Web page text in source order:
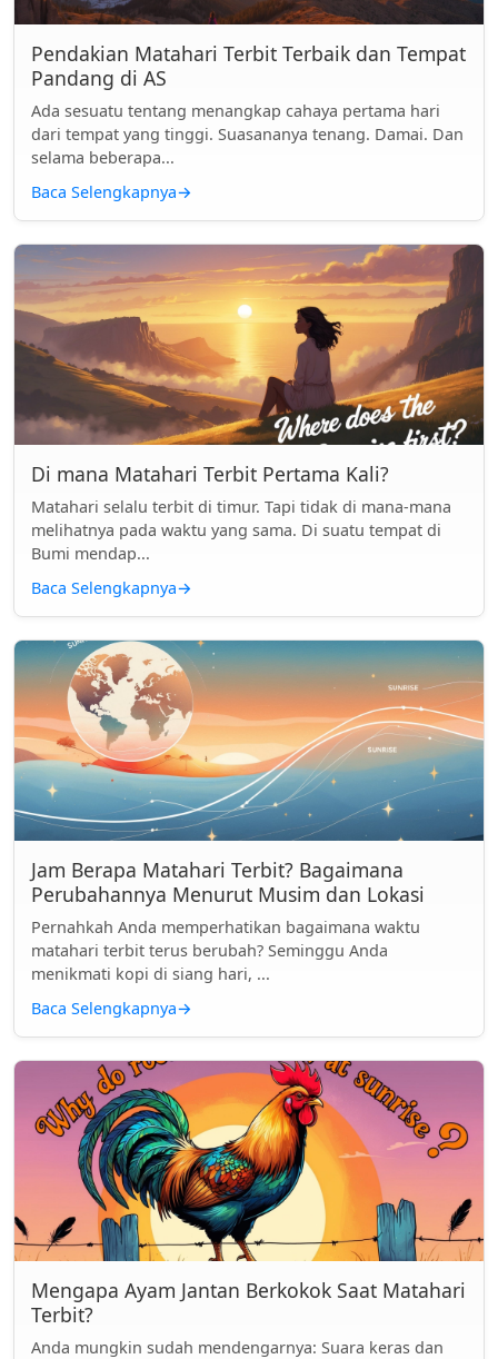
Pendakian Matahari Terbit Terbaik dan Tempat
Pandang di AS
Ada sesuatu tentang menangkap cahaya pertama hari
dari tempat yang tinggi. Suasananya tenang. Damai. Dan
selama beberapa...
Baca Selengkapnya→
Di mana Matahari Terbit Pertama Kali?
Matahari selalu terbit di timur. Tapi tidak di mana-mana
melihatnya pada waktu yang sama. Di suatu tempat di
Bumi mendap...
Baca Selengkapnya→
Jam Berapa Matahari Terbit? Bagaimana
Perubahannya Menurut Musim dan Lokasi
Pernahkah Anda memperhatikan bagaimana waktu
matahari terbit terus berubah? Seminggu Anda
menikmati kopi di siang hari, ...
Baca Selengkapnya→
Mengapa Ayam Jantan Berkokok Saat Matahari
Terbit?
Anda mungkin sudah mendengarnya: Suara keras dan